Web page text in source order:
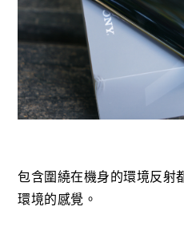
包含圍繞在機身的環境反射
環境的感覺。